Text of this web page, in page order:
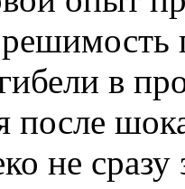
в
после
не